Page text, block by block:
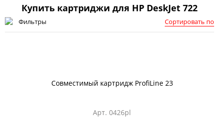
Купить картриджи для HP DeskJet 722
Фильтры Сортировать по
Совместимый картридж ProfiLine 23
Арт. 0426pl